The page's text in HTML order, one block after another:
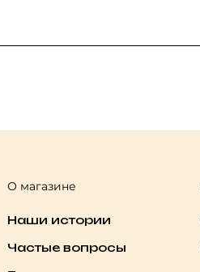
О магазине
Наши истории
Частые вопросы